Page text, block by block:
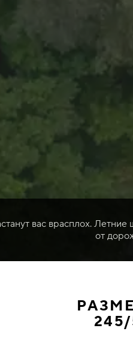
вас врасплох.
от